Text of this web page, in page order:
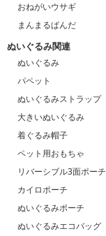
おねがいウサギ
まんまるぱんだ
ぬいぐるみ関連
ぬいぐるみ
パペット
ぬいぐるみストラップ
大きいぬいぐるみ
着ぐるみ帽子
ペット用おもちゃ
リバーシブル3面ポーチ
カイロポーチ
ぬいぐるみポーチ
ぬいぐるみエコバッグ